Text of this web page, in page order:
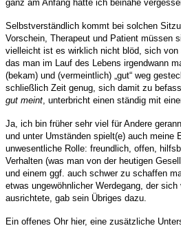
ganz am Anfang hatte ich beinahe
Selbstverständlich kommt bei solchen
Vorschein, Therapeut und Patient müssen
vielleicht ist es wirklich nicht blöd, sich von
das man im Lauf des Lebens irgendwann
(bekam) und (vermeintlich) „gut“ weg
schließlich Zeit genug, sich damit zu
gut meint, unterbricht einen ständig mit
Ja, ich bin früher sehr viel für Andere
und unter Umständen spielt(e) auch meine
unwesentliche Rolle: freundlich, offen,
Verhalten (was man von der heutigen
und einem ggf. auch schwer zu schaffen
etwas ungewöhnlicher Werdegang, der
ausrichtete, gab sein Übriges dazu.
Ein offenes Ohr hier, eine zusätzliche